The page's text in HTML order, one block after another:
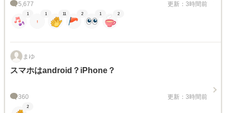
5,677 更新：3時間前
1 1 11 2 1 2
まゆ
スマホはandroid？iPhone？
360 更新：3時間前
2